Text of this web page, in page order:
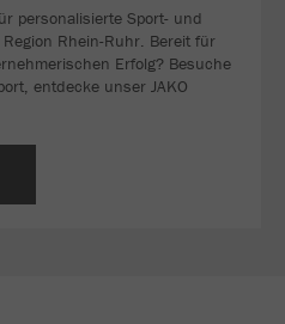
personalisierte Sport- und
Rhein-Ruhr. Bereit für
Erfolg? Besuche
entdecke unser JAKO